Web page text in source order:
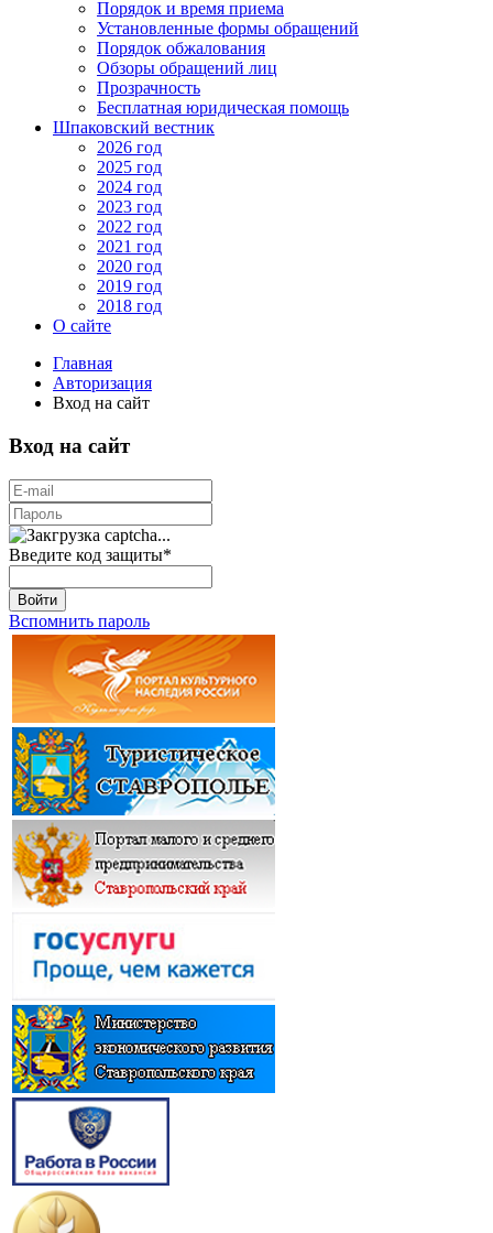
Порядок и время приема
Установленные формы обращений
Порядок обжалования
Обзоры обращений лиц
Прозрачность
Бесплатная юридическая помощь
Шпаковский вестник
2026 год
2025 год
2024 год
2023 год
2022 год
2021 год
2020 год
2019 год
2018 год
О сайте
Главная
Авторизация
Вход на сайт
Вход на сайт
Введите код защиты*
Войти
Вспомнить пароль